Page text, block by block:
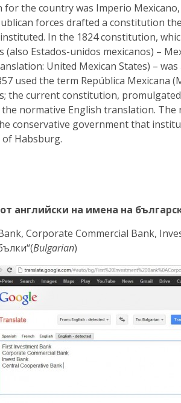
for the country was Imperio
forces drafted a constitution
In the 1824 constitution,
(also Estados-unidos mexicanos) –
United Mexican States) –
used the term República Mexicana
the current constitution,
normative English translation. The
conservative government that
Habsburg.
английски на имена на
Corporate Commercial Bank,
Bulgarian)